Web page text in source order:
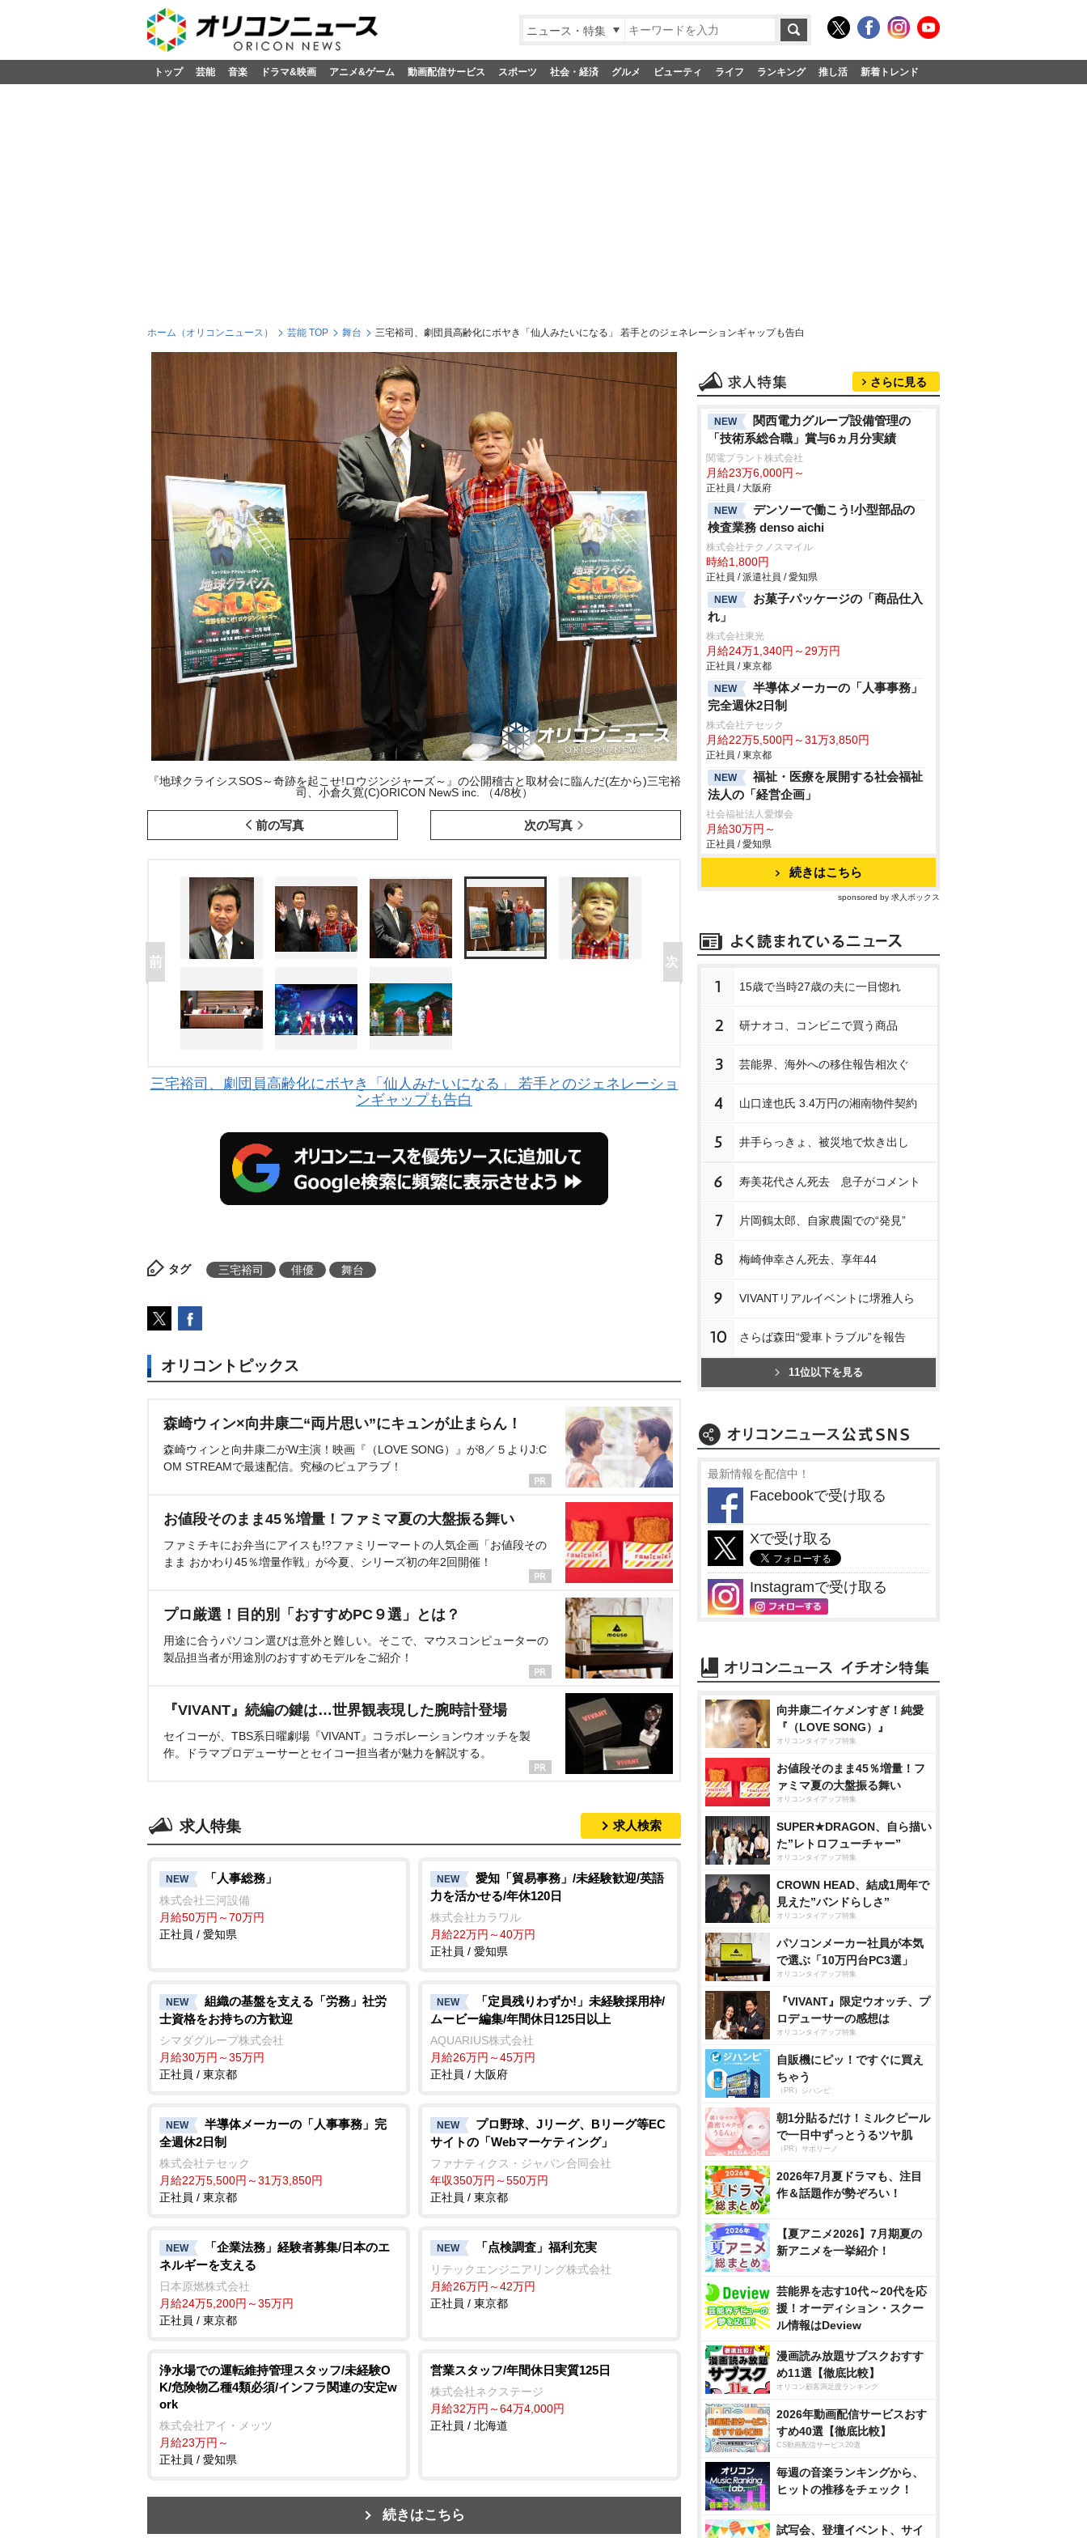
ニュース・特集
トップ 芸能 音楽 ドラマ&映画 アニメ&ゲーム 動画配信サービス スポーツ 社会・経済 グルメ ビューティ ライフ ランキング 推し活 新着トレンド
ホーム（オリコンニュース） 芸能 TOP 舞台 三宅裕司、劇団員高齢化にボヤき「仙人みたいになる」 若手とのジェネレーションギャップも告白
『地球クライシスSOS～奇跡を起こせ!ロウジンジャーズ～』の公開稽古と取材会に臨んだ(左から)三宅裕
司、小倉久寛(C)ORICON NewS inc. （4/8枚）
前の写真 次の写真
三宅裕司、劇団員高齢化にボヤき「仙人みたいになる」 若手とのジェネレーショ
ンギャップも告白
タグ 三宅裕司 俳優 舞台
オリコントピックス
森崎ウィン×向井康二“両片思い”にキュンが止まらん！
森崎ウィンと向井康二がW主演！映画『（LOVE SONG）』が8／５よりJ:C
OM STREAMで最速配信。究極のピュアラブ！
お値段そのまま45％増量！ファミマ夏の大盤振る舞い
ファミチキにお弁当にアイスも!?ファミリーマートの人気企画「お値段その
まま おかわり45％増量作戦」が今夏、シリーズ初の年2回開催！
プロ厳選！目的別「おすすめPC９選」とは？
用途に合うパソコン選びは意外と難しい。そこで、マウスコンピューターの
製品担当者が用途別のおすすめモデルをご紹介！
『VIVANT』続編の鍵は…世界観表現した腕時計登場
セイコーが、TBS系日曜劇場『VIVANT』コラボレーションウオッチを製
作。ドラマプロデューサーとセイコー担当者が魅力を解説する。
求人特集 求人検索
NEW 「人事総務」
株式会社三河設備
月給50万円～70万円
正社員 / 愛知県
NEW
愛知「貿易事務」/未経験歓迎/英語
力を活かせる/年休120日
株式会社カラワル
月給22万円～40万円
正社員 / 愛知県
NEW
組織の基盤を支える「労務」社労
士資格をお持ちの方歓迎
シマダグループ株式会社
月給30万円～35万円
正社員 / 東京都
NEW
「定員残りわずか!」未経験採用枠/
ムービー編集/年間休日125日以上
AQUARIUS株式会社
月給26万円～45万円
正社員 / 大阪府
NEW
半導体メーカーの「人事事務」完
全週休2日制
株式会社テセック
月給22万5,500円～31万3,850円
正社員 / 東京都
NEW
プロ野球、Jリーグ、Bリーグ等EC
サイトの「Webマーケティング」
ファナティクス・ジャパン合同会社
年収350万円～550万円
正社員 / 東京都
NEW
「企業法務」経験者募集/日本のエ
ネルギーを支える
日本原燃株式会社
月給24万5,200円～35万円
正社員 / 東京都
NEW 「点検調査」福利充実
リテックエンジニアリング株式会社
月給26万円～42万円
正社員 / 東京都
浄水場での運転維持管理スタッフ/未経験O
K/危険物乙種4類必須/インフラ関連の安定w
ork
株式会社アイ・メッツ
月給23万円～
正社員 / 愛知県
営業スタッフ/年間休日実質125日
株式会社ネクステージ
月給32万円～64万4,000円
正社員 / 北海道
続きはこちら
さらに見る
NEW
関西電力グループ設備管理の
「技術系総合職」賞与6ヵ月分実績
関電プラント株式会社
月給23万6,000円～
正社員 / 大阪府
NEW
デンソーで働こう!小型部品の
検査業務 denso aichi
株式会社テクノスマイル
時給1,800円
正社員 / 派遣社員 / 愛知県
NEW
お菓子パッケージの「商品仕入
れ」
株式会社東光
月給24万1,340円～29万円
正社員 / 東京都
NEW
半導体メーカーの「人事事務」
完全週休2日制
株式会社テセック
月給22万5,500円～31万3,850円
正社員 / 東京都
NEW
福祉・医療を展開する社会福祉
法人の「経営企画」
社会福祉法人愛燦会
月給30万円～
正社員 / 愛知県
続きはこちら
sponsored by 求人ボックス
1 15歳で当時27歳の夫に一目惚れ
2 研ナオコ、コンビニで買う商品
3 芸能界、海外への移住報告相次ぐ
4 山口達也氏 3.4万円の湘南物件契約
5 井手らっきょ、被災地で炊き出し
6 寿美花代さん死去 息子がコメント
7 片岡鶴太郎、自家農園での“発見”
8 梅崎伸幸さん死去、享年44
9 VIVANTリアルイベントに堺雅人ら
10 さらば森田“愛車トラブル”を報告
11位以下を見る
最新情報を配信中！
Facebookで受け取る
Xで受け取る
Instagramで受け取る
向井康二イケメンすぎ！純愛
『（LOVE SONG）』
オリコンタイアップ特集
お値段そのまま45％増量！フ
ァミマ夏の大盤振る舞い
オリコンタイアップ特集
SUPER★DRAGON、自ら描い
た”レトロフューチャー”
オリコンタイアップ特集
CROWN HEAD、結成1周年で
見えた”バンドらしさ”
オリコンタイアップ特集
パソコンメーカー社員が本気
で選ぶ「10万円台PC3選」
オリコンタイアップ特集
『VIVANT』限定ウオッチ、プ
ロデューサーの感想は
オリコンタイアップ特集
自販機にピッ！ですぐに買え
ちゃう
（PR）ジハンピ
朝1分貼るだけ！ミルクピール
で一日中ずっとうるツヤ肌
（PR）サボリーノ
2026年7月夏ドラマも、注目
作＆話題作が勢ぞろい！
【夏アニメ2026】7月期夏の
新アニメを一挙紹介！
芸能界を志す10代～20代を応
援！オーディション・スクー
ル情報はDeview
漫画読み放題サブスクおすす
め11選【徹底比較】
オリコン顧客満足度ランキング
2026年動画配信サービスおす
すめ40選【徹底比較】
CS動画配信サービス20選
毎週の音楽ランキングから、
ヒットの推移をチェック！
試写会、登壇イベント、サイ